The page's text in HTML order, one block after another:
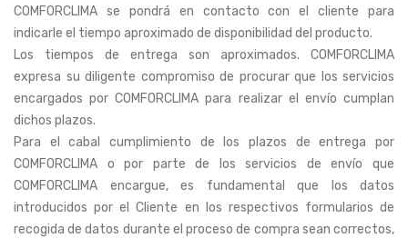
COMFORCLIMA se pondrá en contacto con el cliente para
indicarle el tiempo aproximado de disponibilidad del producto.
Los tiempos de entrega son aproximados. COMFORCLIMA
expresa su diligente compromiso de procurar que los servicios
encargados por COMFORCLIMA para realizar el envío cumplan
dichos plazos.
Para el cabal cumplimiento de los plazos de entrega por
COMFORCLIMA o por parte de los servicios de envío que
COMFORCLIMA encargue, es fundamental que los datos
introducidos por el Cliente en los respectivos formularios de
recogida de datos durante el proceso de compra sean correctos,